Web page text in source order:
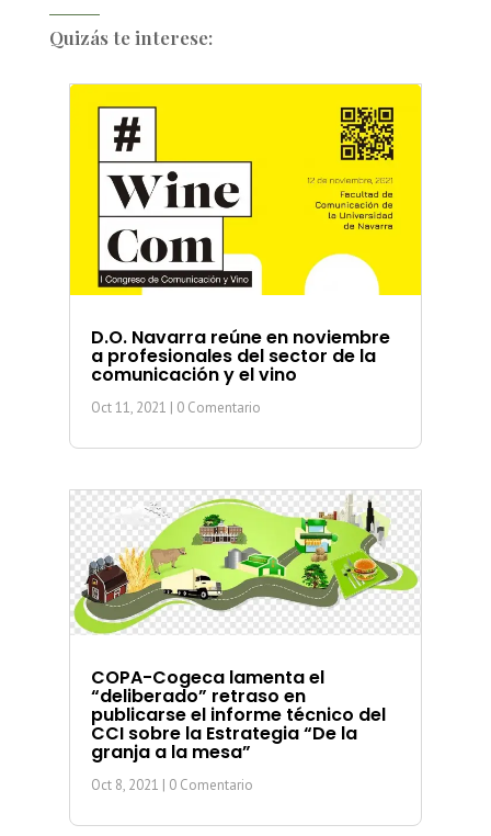
Quizás te interese:
D.O. Navarra reúne en noviembre
a profesionales del sector de la
comunicación y el vino
Oct 11, 2021 | 0 Comentario
COPA-Cogeca lamenta el
“deliberado” retraso en
publicarse el informe técnico del
CCI sobre la Estrategia “De la
granja a la mesa”
Oct 8, 2021 | 0 Comentario